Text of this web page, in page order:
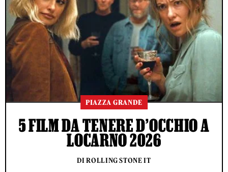
PIAZZA GRANDE
5 FILM DA TENERE D’OCCHIO A
LOCARNO 2026
DI ROLLING STONE IT